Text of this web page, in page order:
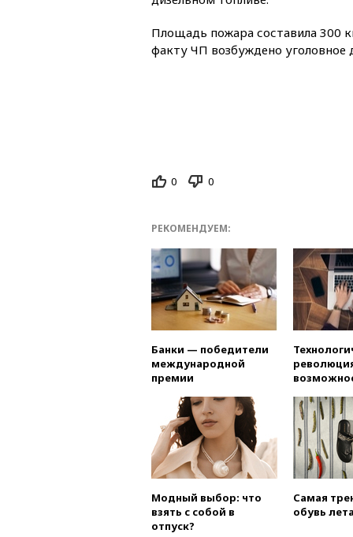
Площадь пожара составила 300
факту ЧП возбуждено уголовное
0 0
РЕКОМЕНДУЕМ:
Банки — победители
международной
премии
Модный выбор: что
взять с собой в
отпуск?
Самая
обувь